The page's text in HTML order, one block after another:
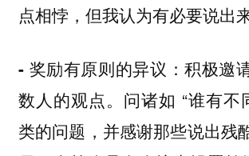
点相悖，但我认为有必要说出
- 奖励有原则的异议：积极邀
数人的观点。问诸如 “谁有不
类的问题，并感谢那些说出残